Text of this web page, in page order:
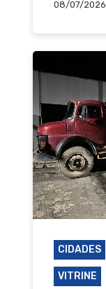
08/07/2026
CIDADES
VITRINE